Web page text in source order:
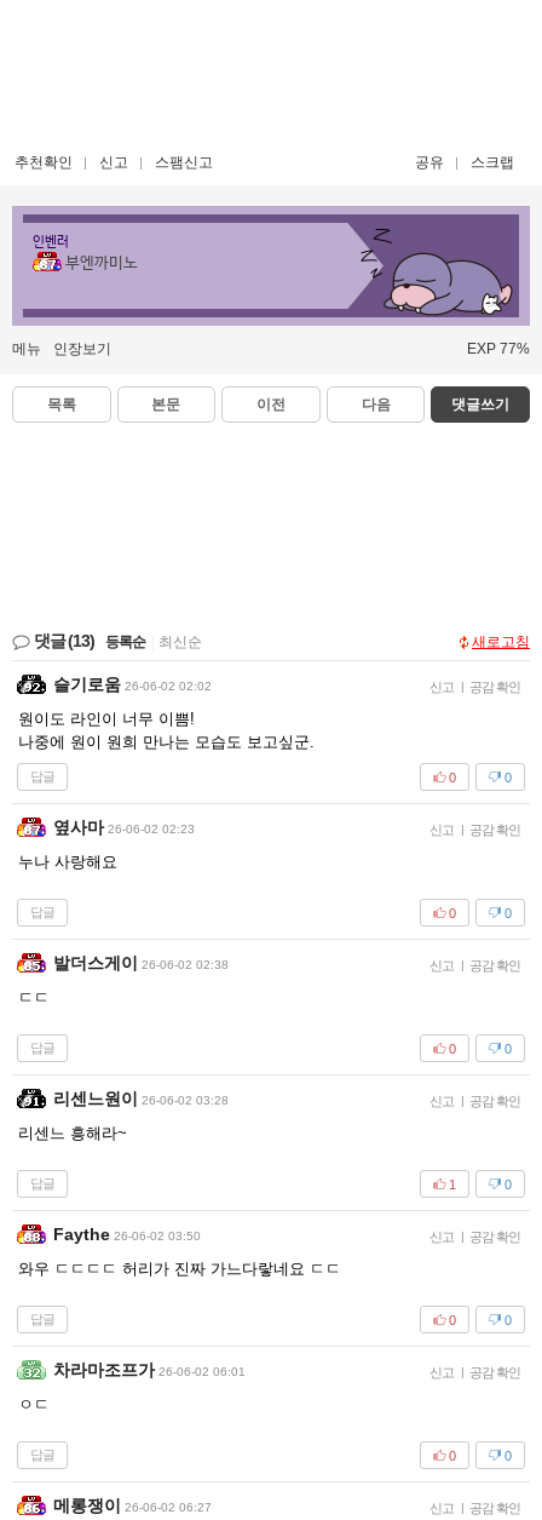
추천확인 신고 스팸신고 공유 스크랩
인벤러
부엔까미노
메뉴 인장보기 EXP 77%
목록 본문 이전 다음 댓글쓰기
댓글(13) 등록순 최신순 새로고침
슬기로움 26-06-02 02:02 신고 | 공감 확인
원이도 라인이 너무 이쁨!
나중에 원이 원희 만나는 모습도 보고싶군.
답글 0
0
옆사마 26-06-02 02:23 신고 | 공감 확인
누나 사랑해요
답글 0
0
발더스게이 26-06-02 02:38 신고 | 공감 확인
ㄷㄷ
답글 0
0
리센느원이 26-06-02 03:28 신고 | 공감 확인
리센느 흥해라~
답글 0
1
Faythe 26-06-02 03:50 신고 | 공감 확인
와우 ㄷㄷㄷㄷ 허리가 진짜 가느다랗네요 ㄷㄷ
답글 0
0
차라마조프가 26-06-02 06:01 신고 | 공감 확인
ㅇㄷ
답글 0
0
메롱쟁이 26-06-02 06:27 신고 | 공감 확인